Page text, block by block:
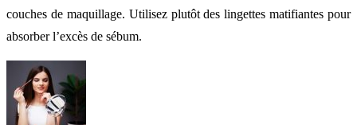
couches de maquillage. Utilisez plutôt des lingettes matifiantes pour
absorber l’excès de sébum.